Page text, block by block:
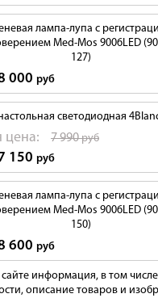
лампа-лупа с
Med-Mos 9006LED
127)
000 руб
светодиодная
цена: 7 990руб
150 руб
лампа-лупа с
Med-Mos 9006LED
150)
600 руб
информация, в том
описание товаров и